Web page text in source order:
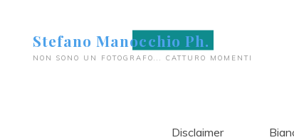
contenutoStefano Manocchio Ph.
NON SONO UN FOTOGRAFO... CATTURO MOMENTI
Disclaimer